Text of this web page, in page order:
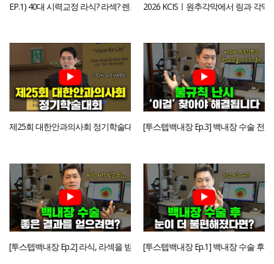
EP.1) 40대 시력교정 라식? 라섹? 렌즈삽입술? 딱 3가지로 정리해드립니다!
2026 KCISㅣ원추각막에서 링과 각
제25회 대한안과의사회 정기학술대회ㅣ라섹 vs 스마일 vs ICL 토론ㅣ박성배
[투스텝백내장 Ep.3] 백내장 수술 전,
[투스텝백내장 Ep.2] 라식, 라섹을 받았던 눈! 백내장 수술을 하려면 두 단계
[투스텝백내장 Ep.1] 백내장 수술 후